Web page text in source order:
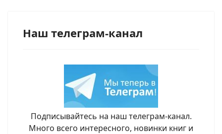
Наш телеграм-канал
Подписывайтесь на наш телеграм-канал.
Много всего интересного, новинки книг и